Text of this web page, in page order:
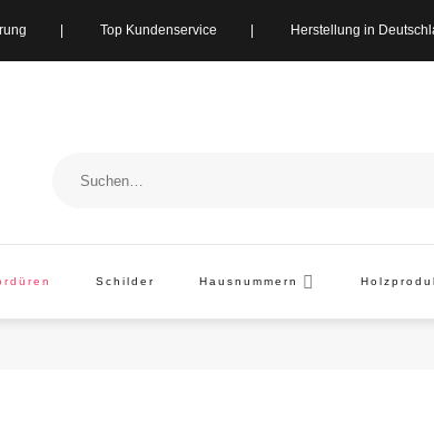
| Top Kundenservice | Herstellung in
nach:
Schilder Hausnummern